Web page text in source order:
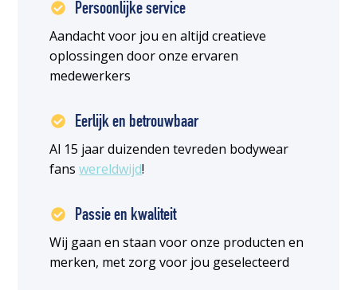
Persoonlijke service
Aandacht voor jou en altijd creatieve
oplossingen door onze ervaren
medewerkers
Eerlijk en betrouwbaar
Al 15 jaar duizenden tevreden bodywear
fanswereldwijd!
Passie en kwaliteit
Wij gaan en staan voor onze producten en
merken, met zorg voor jou geselecteerd